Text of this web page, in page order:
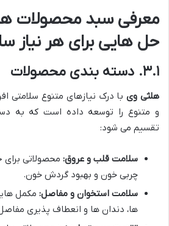
معرفی سبد محصولات
حل هایی برای هر نیاز
۳.۱. دسته بندی محصولات
هلثی ویبا درک نیازهای متنوع سلامتی
و متنوع را توسعه داده است که به
تقسیم می شود:
سلامت قلب و عروق: محصولاتی
چربی خون و بهبود گردش خون.
سلامت استخوان و مفاصل: مکمل
ها، دندان ها و انعطاف پذیری